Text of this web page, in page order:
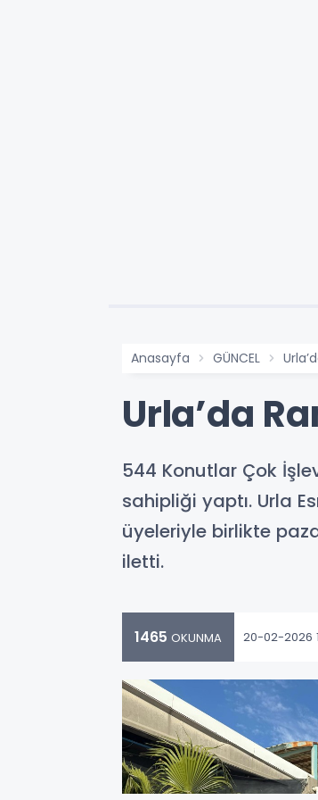
Anasayfa GÜNCEL
Urla’da
544 Konutlar Çok
sahipliği yaptı. Urla
üyeleriyle birlikte
iletti.
1465 OKUNMA 20-02-2026